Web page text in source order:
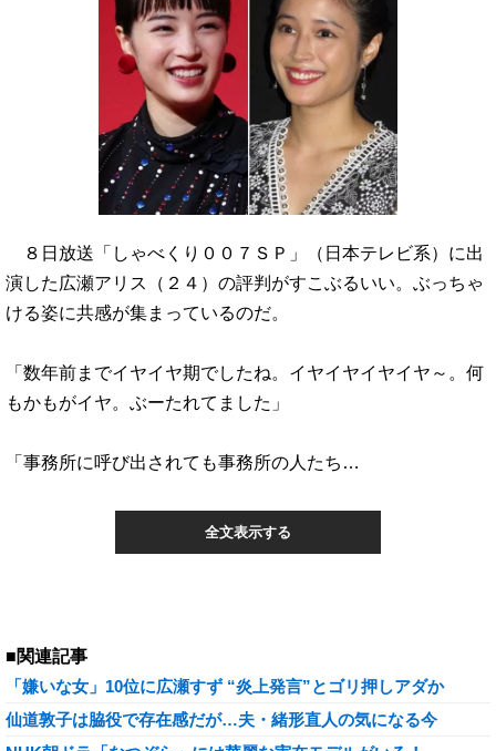
８日放送「しゃべくり００７ＳＰ」（日本テレビ系）に出
演した広瀬アリス（２４）の評判がすこぶるいい。ぶっちゃ
ける姿に共感が集まっているのだ。
「数年前までイヤイヤ期でしたね。イヤイヤイヤイヤ～。何
もかもがイヤ。ぶーたれてました」
「事務所に呼び出されても事務所の人たち…
全文表示する
■関連記事
「嫌いな女」10位に広瀬すず “炎上発言”とゴリ押しアダか
仙道敦子は脇役で存在感だが…夫・緒形直人の気になる今